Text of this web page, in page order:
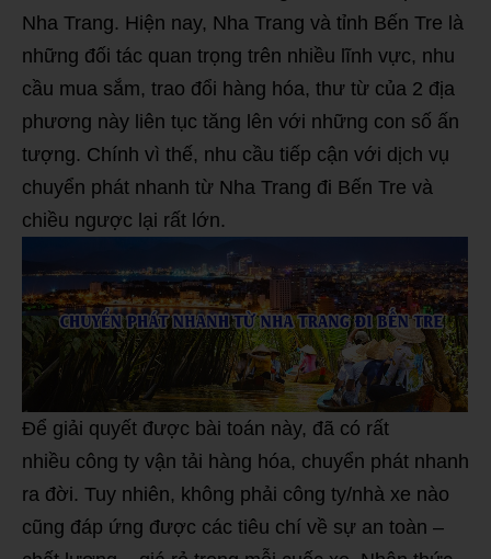
Nha Trang. Hiện nay, Nha Trang và tỉnh Bến Tre là
những đối tác quan trọng trên nhiều lĩnh vực, nhu
cầu mua sắm, trao đổi hàng hóa, thư từ của 2 địa
phương này liên tục tăng lên với những con số ấn
tượng. Chính vì thế, nhu cầu tiếp cận với dịch vụ
chuyển phát nhanh từ Nha Trang đi Bến Tre và
chiều ngược lại rất lớn.
Để giải quyết được bài toán này, đã có rất
nhiều công ty vận tải hàng hóa, chuyển phát nhanh
ra đời. Tuy nhiên, không phải công ty/nhà xe nào
cũng đáp ứng được các tiêu chí về sự an toàn –